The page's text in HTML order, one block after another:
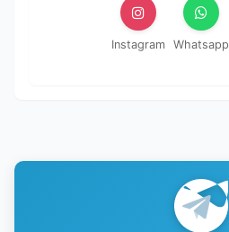
Instagram Whatsapp